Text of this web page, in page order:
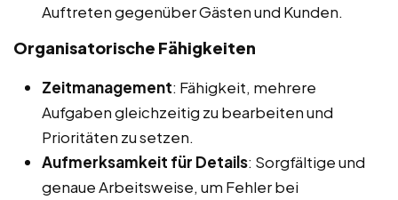
Auftreten gegenüber Gästen und Kunden.
Organisatorische Fähigkeiten
Zeitmanagement: Fähigkeit, mehrere
Aufgaben gleichzeitig zu bearbeiten und
Prioritäten zu setzen.
Aufmerksamkeit für Details: Sorgfältige und
genaue Arbeitsweise, um Fehler bei